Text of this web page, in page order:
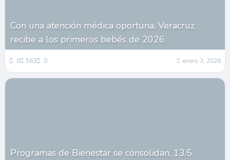
Con una atención médica oportuna, Veracruz
recibe a los primeros bebés de 2026
0 563 0 enero 3, 2026
Programas de Bienestar se consolidan, 13.5